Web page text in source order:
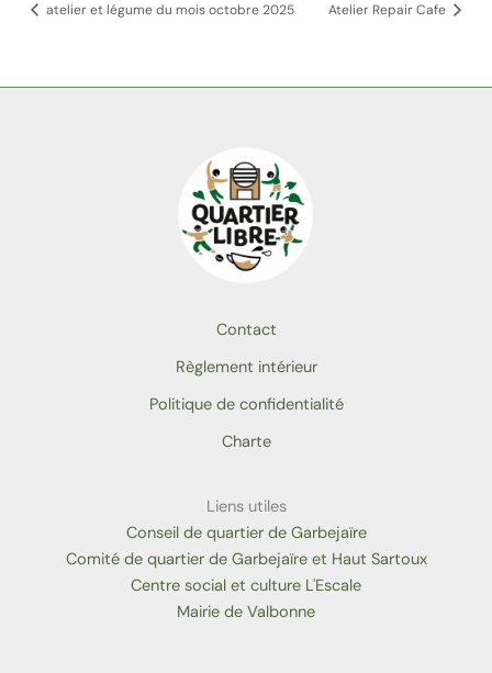
atelier et légume du mois octobre 2025 Atelier Repair Cafe
Contact
Règlement intérieur
Politique de confidentialité
Charte
Liens utiles
Conseil de quartier de Garbejaïre
Comité de quartier de Garbejaïre et Haut Sartoux
Centre social et culture L'Escale
Mairie de Valbonne